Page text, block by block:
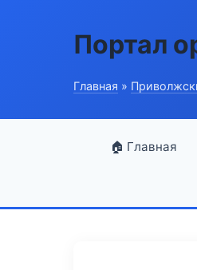
Портал
Главная »
🏠 Главная